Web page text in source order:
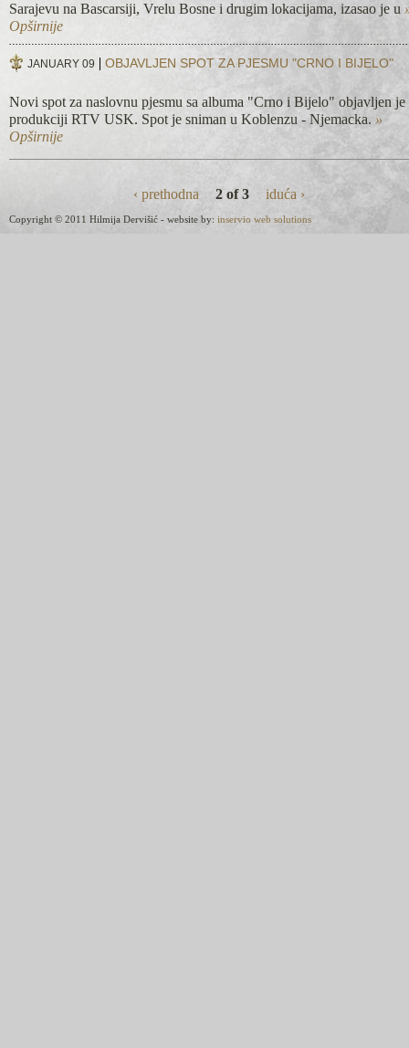
Sarajevu na Bascarsiji, Vrelu Bosne i drugim lokacijama, izasao je u
Opširnije
JANUARY 09 OBJAVLJEN SPOT ZA PJESMU "CRNO I BIJELO"
Novi spot za naslovnu pjesmu sa albuma "Crno i Bijelo" objavljen je
produkciji RTV USK. Spot je sniman u Koblenzu - Njemacka. »
Opširnije
‹ prethodna 2 of 3 iduća ›
Copyright © 2011 Hilmija Dervišić - website by: inservio web solutions